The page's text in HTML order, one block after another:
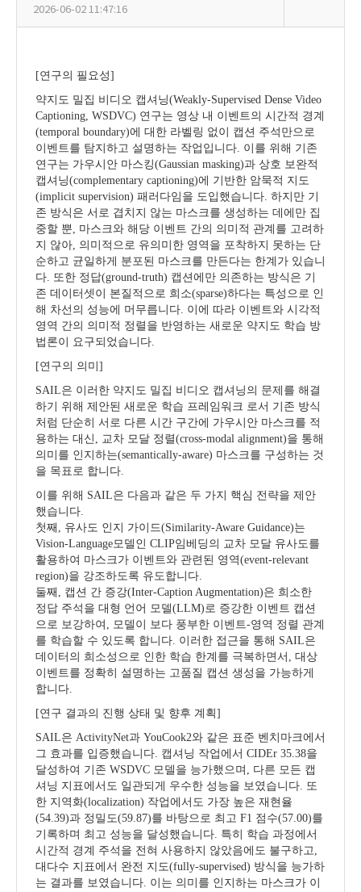
2026-06-02 11:47:16
[연구의 필요성]
약지도 밀집 비디오 캡셔닝(Weakly-Supervised Dense Video
Captioning, WSDVC) 연구는 영상 내 이벤트의 시간적 경계
(temporal boundary)에 대한 라벨링 없이 캡션 주석만으로
이벤트를 탐지하고 설명하는 작업입니다. 이를 위해 기존
연구는 가우시안 마스킹(Gaussian masking)과 상호 보완적
캡셔닝(complementary captioning)에 기반한 암묵적 지도
(implicit supervision) 패러다임을 도입했습니다. 하지만 기
존 방식은 서로 겹치지 않는 마스크를 생성하는 데에만 집
중할 뿐, 마스크와 해당 이벤트 간의 의미적 관계를 고려하
지 않아, 의미적으로 유의미한 영역을 포착하지 못하는 단
순하고 균일하게 분포된 마스크를 만든다는 한계가 있습니
다. 또한 정답(ground-truth) 캡션에만 의존하는 방식은 기
존 데이터셋이 본질적으로 희소(sparse)하다는 특성으로 인
해 차선의 성능에 머무릅니다. 이에 따라 이벤트와 시각적
영역 간의 의미적 정렬을 반영하는 새로운 약지도 학습 방
법론이 요구되었습니다.
[연구의 의미 ]
SAIL은 이러한 약지도 밀집 비디오 캡셔닝의 문제를 해결
하기 위해 제안된 새로운 학습 프레임워크 로서 기존 방식
처럼 단순히 서로 다른 시간 구간에 가우시안 마스크를 적
용하는 대신 , 교차 모달 정렬(cross-modal alignment)을 통해
의미를 인지하는(semantically-aware) 마스크를 구성하는 것
을 목표로 합니다.
이를 위해 SAIL은 다음과 같은 두 가지 핵심 전략을 제안
했습니다.
첫째 , 유사도 인지 가이드(Similarity-Aware Guidance)는
Vision-Language모델인 CLIP임베딩의 교차 모달 유사도를
활용하여 마스크가 이벤트와 관련된 영역(event-relevant
region)을 강조하도록 유도합니다.
둘째 , 캡션 간 증강(Inter-Caption Augmentation)은 희소한
정답 주석을 대형 언어 모델(LLM)로 증강한 이벤트 캡션
으로 보강하여 , 모델이 보다 풍부한 이벤트-영역 정렬 관계
를 학습할 수 있도록 합니다. 이러한 접근을 통해 SAIL은
데이터의 희소성으로 인한 학습 한계를 극복하면서 , 대상
이벤트를 정확히 설명하는 고품질 캡션 생성을 가능하게
합니다.
[연구 결과의 진행 상태 및 향후 계획]
SAIL은 ActivityNet과 YouCook2와 같은 표준 벤치마크에서
그 효과를 입증했습니다. 캡셔닝 작업에서 CIDEr 35.38을
달성하여 기존 WSDVC 모델을 능가했으며 , 다른 모든 캡
셔닝 지표에서도 일관되게 우수한 성능을 보였습니다. 또
한 지역화(localization) 작업에서도 가장 높은 재현율
(54.39)과 정밀도(59.87)를 바탕으로 최고 F1 점수(57.00)를
기록하며 최고 성능을 달성했습니다. 특히 학습 과정에서
시간적 경계 주석을 전혀 사용하지 않았음에도 불구하고,
대다수 지표에서 완전 지도(fully-supervised) 방식을 능가하
는 결과를 보였습니다. 이는 의미를 인지하는 마스크가 이